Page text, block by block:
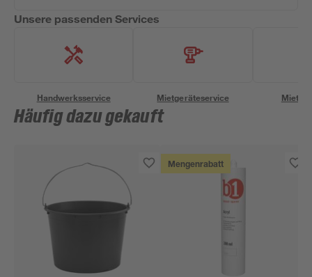
Unsere passenden Services
Handwerksservice Mietgeräteservice
Häufig dazu gekauft
Mengenrabatt